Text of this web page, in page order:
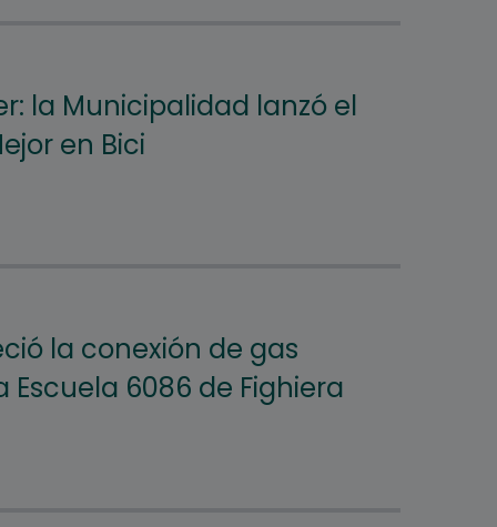
la Municipalidad lanzó el
en Bici
la conexión de gas
6086 de Fighiera